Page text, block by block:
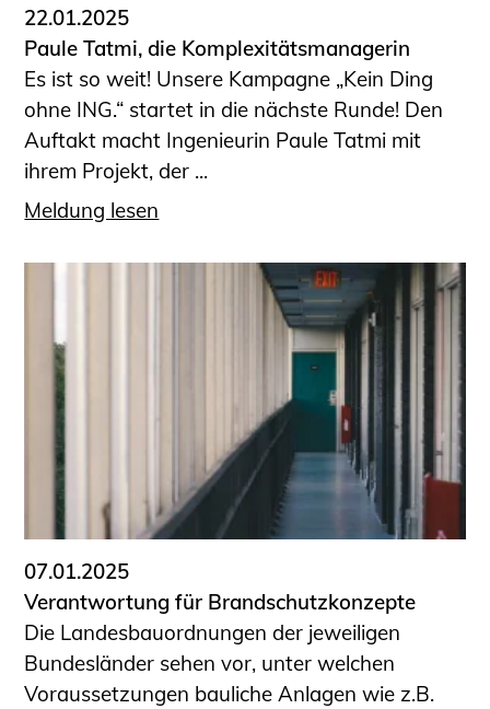
22.01.2025
Paule Tatmi, die Komplexitätsmanagerin
Es ist so weit! Unsere Kampagne „Kein Ding
ohne ING.“ startet in die nächste Runde! Den
Auftakt macht Ingenieurin Paule Tatmi mit
ihrem Projekt, der ...
Meldung lesen
07.01.2025
Verantwortung für Brandschutzkonzepte
Die Landesbauordnungen der jeweiligen
Bundesländer sehen vor, unter welchen
Voraussetzungen bauliche Anlagen wie z.B.